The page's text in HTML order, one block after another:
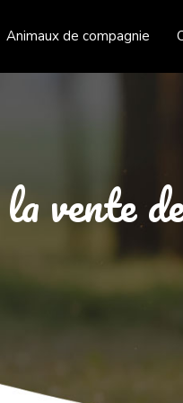
Animaux de compagnie
vente